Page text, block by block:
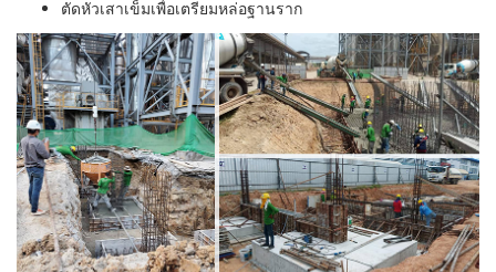
ตัดหัวเสาเข็มเพื่อเตรียมหล่อฐานราก